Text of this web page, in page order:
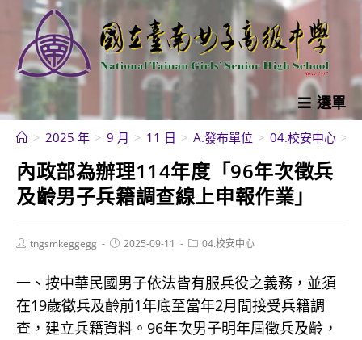
內
選單
> 2025 年 > 9 月 > 11 日 > A.發布單位 > 04.校安中心 >
內政部為辦理114年度「96年次徵兵
及齡男子兵籍調查線上申報作業」
Posttngsmkeggegg
Post2025-09-11
Post04.校安中心
一、按中華民國男子依法皆有服兵役之義務，並須
在19歲徵兵及齡前1年底至當年2月間接受兵籍調
查，建立兵籍資料。96年次男子明年屆徵兵及齡，